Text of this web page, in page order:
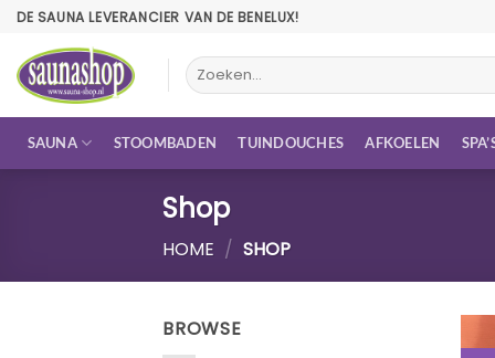
Ga
inhoud
DE SAUNA LEVERANCIER VAN DE BENELUX!
Zoeken
naar:
SAUNA STOOMBADEN TUINDOUCHES AFKOELEN
Shop
HOME / SHOP
BROWSE